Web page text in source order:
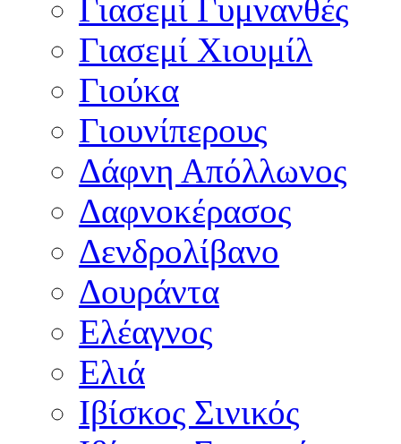
Γιασεμί Γυμνανθές
Γιασεμί Χιουμίλ
Γιούκα
Γιουνίπερους
Δάφνη Απόλλωνος
Δαφνοκέρασος
Δενδρολίβανο
Δουράντα
Ελέαγνος
Ελιά
Ιβίσκος Σινικός